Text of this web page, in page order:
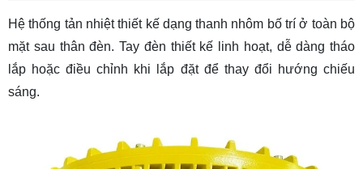
Hệ thống tản nhiệt thiết kế dạng thanh nhôm bố trí ở toàn bộ
mặt sau thân đèn. Tay đèn thiết kế linh hoạt, dễ dàng tháo
lắp hoặc điều chỉnh khi lắp đặt để thay đổi hướng chiếu
sáng.